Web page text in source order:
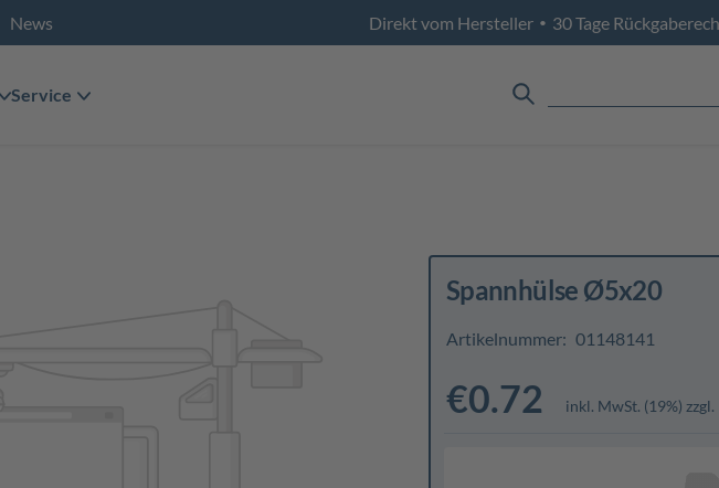
News Direkt vom Hersteller • 30 Tage
Service
Spannhülse Ø5x20
Artikelnummer: 01148141
€0.72 inkl. MwSt. (19%) zzgl.